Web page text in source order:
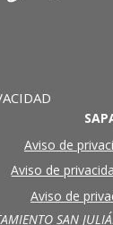
Aviso de
Aviso de
Aviso de
SAN